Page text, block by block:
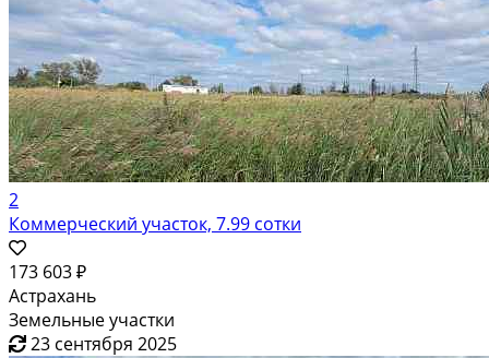
2
Коммерческий участок, 7.99 сотки
173 603 ₽
Астрахань
Земельные участки
23 сентября 2025